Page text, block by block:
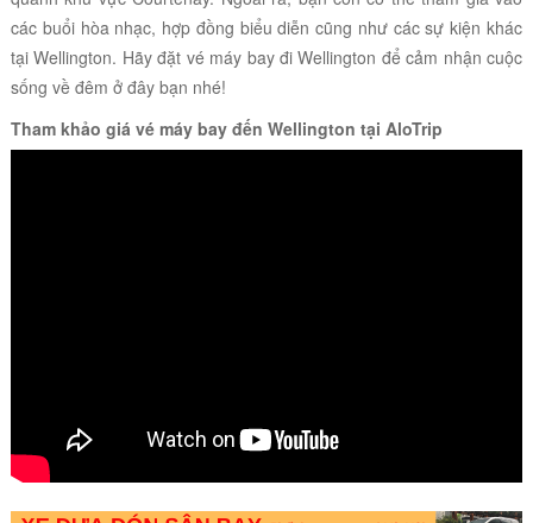
các buổi hòa nhạc, hợp đồng biểu diễn cũng như các sự kiện khác
tại Wellington. Hãy đặt vé máy bay đi Wellington để cảm nhận cuộc
sống về đêm ở đây bạn nhé!
Tham khảo giá vé máy bay đến Wellington tại AloTrip